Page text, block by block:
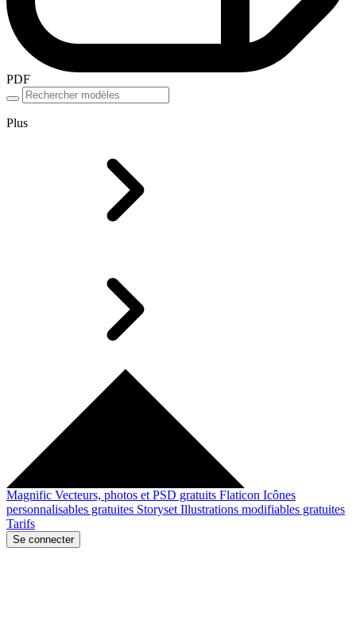
PDF
Plus
Magnific Vecteurs, photos et PSD gratuits Flaticon Icônes
personnalisables gratuites Storyset Illustrations modifiables gratuites
Tarifs
Se connecter